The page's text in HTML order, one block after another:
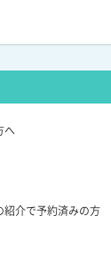
へ
紹介で予約済みの方